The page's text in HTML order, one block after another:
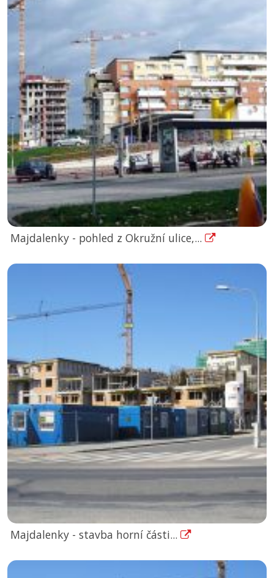
Majdalenky - pohled z Okružní ulice,...
Majdalenky - stavba horní části...